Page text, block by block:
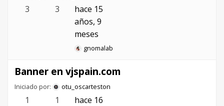
3 3
hace 15
años, 9
meses
gnomalab
Banner en vjspain.com
Iniciado por: otu_oscarteston
1 1
hace 16